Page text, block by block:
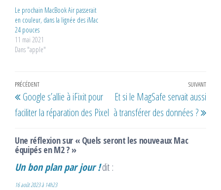
Le prochain MacBook Air passerait
en couleur, dans la lignée des iMac
24 pouces
11 mai 2021
Dans "apple"
Navigation
de
l’article
Article
précédent
PRÉCÉDENT
Google s’allie à iFixit pour
faciliter la réparation des Pixel
SUIVANT
Et si le MagSafe servait aussi
à transférer des données ?
Une réflexion sur « Quels seront les nouveaux Mac
équipés en M2 ? »
Un bon plan par jour !dit :
16 août 2023 à 14h23